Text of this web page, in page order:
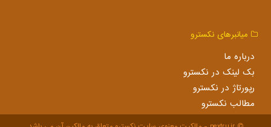
میانبرهای نكسترو
درباره ما
بک لینک در نكسترو
رپورتاژ در نكسترو
مطالب نكسترو